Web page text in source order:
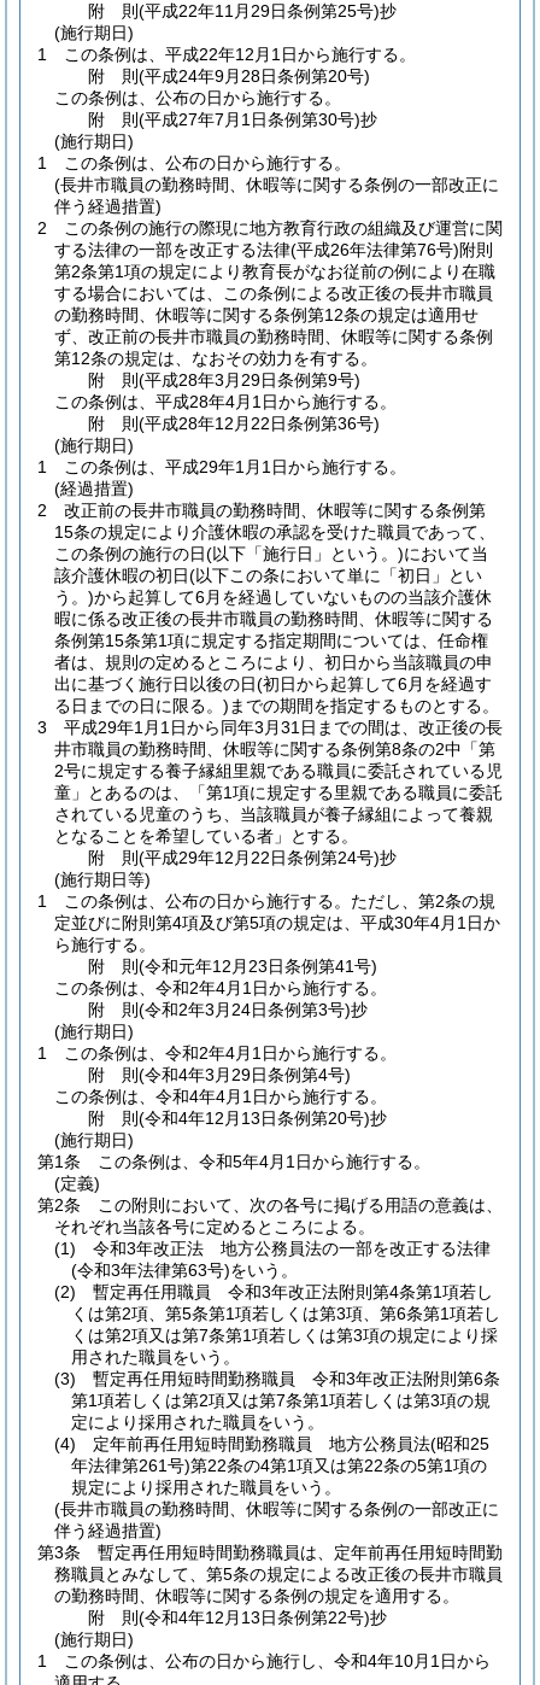
附 則(平成22年11月29日条例第25号)抄
(施行期日)
1
この条例は、平成22年12月1日から施行する。
附 則(平成24年9月28日条例第20号)
この条例は、公布の日から施行する。
附 則(平成27年7月1日条例第30号)抄
(施行期日)
1
この条例は、公布の日から施行する。
(長井市職員の勤務時間、休暇等に関する条例の一部改正に
伴う経過措置)
2
この条例の施行の際現に地方教育行政の組織及び運営に関
する法律の一部を改正する法律(平成26年法律第76号)附則
第2条第1項の規定により教育長がなお従前の例により在職
する場合においては、この条例による改正後の長井市職員
の勤務時間、休暇等に関する条例第12条の規定は適用せ
ず、改正前の長井市職員の勤務時間、休暇等に関する条例
第12条の規定は、なおその効力を有する。
附 則(平成28年3月29日条例第9号)
この条例は、平成28年4月1日から施行する。
附 則(平成28年12月22日条例第36号)
(施行期日)
1
この条例は、平成29年1月1日から施行する。
(経過措置)
2
改正前の長井市職員の勤務時間、休暇等に関する条例第
15条の規定により介護休暇の承認を受けた職員であって、
この条例の施行の日(以下「施行日」という。)において当
該介護休暇の初日(以下この条において単に「初日」とい
う。)から起算して6月を経過していないものの当該介護休
暇に係る改正後の長井市職員の勤務時間、休暇等に関する
条例第15条第1項に規定する指定期間については、任命権
者は、規則の定めるところにより、初日から当該職員の申
出に基づく施行日以後の日(初日から起算して6月を経過す
る日までの日に限る。) までの期間を指定するものとする。
3
平成29年1月1日から同年3月31日までの間は、改正後の長
井市職員の勤務時間、休暇等に関する条例第8条の2中「第
2号に規定する養子縁組里親である職員に委託されている児
童」とあるのは、「第1項に規定する里親である職員に委託
されている児童のうち、当該職員が養子縁組によって養親
となることを希望している者」とする。
附 則(平成29年12月22日条例第24号)抄
(施行期日等)
1
この条例は、公布の日から施行する。 ただし、第2条の規
定並びに附則第4項及び第5項の規定は、平成30年4月1日か
ら施行する。
附 則(令和元年12月23日条例第41号)
この条例は、令和2年4月1日から施行する。
附 則(令和2年3月24日条例第3号)抄
(施行期日)
1
この条例は、令和2年4月1日から施行する。
附 則(令和4年3月29日条例第4号)
この条例は、令和4年4月1日から施行する。
附 則(令和4年12月13日条例第20号)抄
(施行期日)
第1条
この条例は、令和5年4月1日から施行する。
(定義)
第2条
この附則において、次の各号に掲げる用語の意義は、
それぞれ当該各号に定めるところによる。
(1)
令和3年改正法 地方公務員法の一部を改正する法律
(令和3年法律第63号)をいう。
(2)
暫定再任用職員 令和3年改正法附則第4条第1項若し
くは第2項、第5条第1項若しくは第3項、第6条第1項若し
くは第2項又は第7条第1項若しくは第3項の規定により採
用された職員をいう。
(3)
暫定再任用短時間勤務職員 令和3年改正法附則第6条
第1項若しくは第2項又は第7条第1項若しくは第3項の規
定により採用された職員をいう。
(4)
定年前再任用短時間勤務職員 地方公務員法(昭和25
年法律第261号)第22条の4第1項又は第22条の5第1項の
規定により採用された職員をいう。
(長井市職員の勤務時間、休暇等に関する条例の一部改正に
伴う経過措置)
第3条
暫定再任用短時間勤務職員は、定年前再任用短時間勤
務職員とみなして、第5条の規定による改正後の長井市職員
の勤務時間、休暇等に関する条例の規定を適用する。
附 則(令和4年12月13日条例第22号)抄
(施行期日)
1
この条例は、公布の日から施行し、令和4年10月1日から